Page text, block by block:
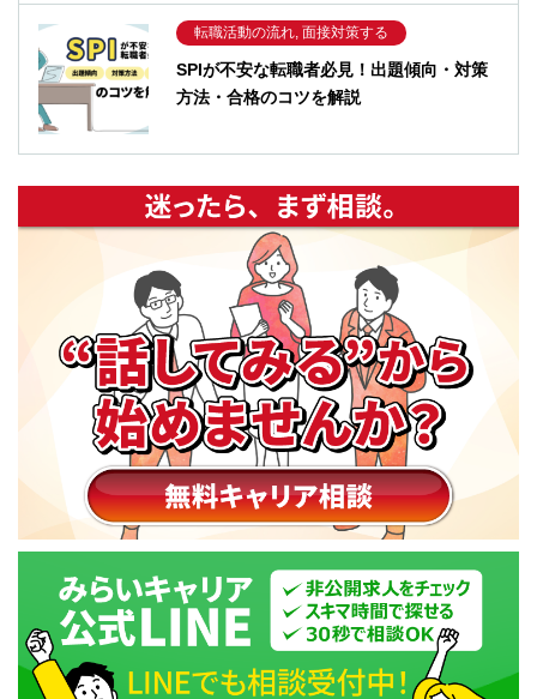
転職活動の流れ, 面接対策する
SPIが不安な転職者必見！出題傾向・対策
方法・合格のコツを解説